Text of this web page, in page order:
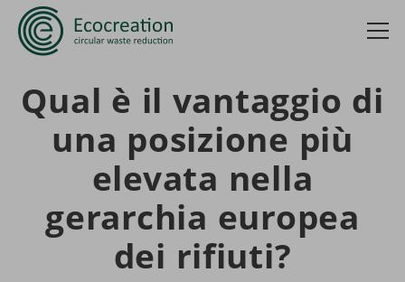
Qual è il vantaggio di
una posizione più
elevata nella
gerarchia europea
dei rifiuti?